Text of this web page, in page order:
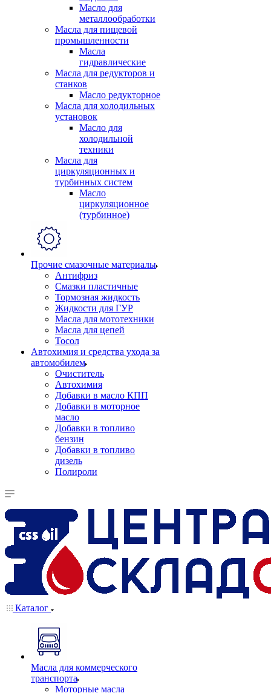
Масло для
металлообработки
Масла для пищевой
промышленности
Масла
гидравлические
Масла для редукторов и
станков
Масло редукторное
Масла для холодильных
установок
Масло для
холодильной
техники
Масла для
циркуляционных и
турбинных систем
Масло
циркуляционное
(турбинное)
Прочие смазочные материалы
Антифриз
Смазки пластичные
Тормозная жидкость
Жидкости для ГУР
Масла для мототехники
Масла для цепей
Тосол
Автохимия и средства ухода за
автомобилем
Очиститель
Автохимия
Добавки в масло КПП
Добавки в моторное
масло
Добавки в топливо
бензин
Добавки в топливо
дизель
Полироли
Каталог
Масла для коммерческого
транспорта
Моторные масла